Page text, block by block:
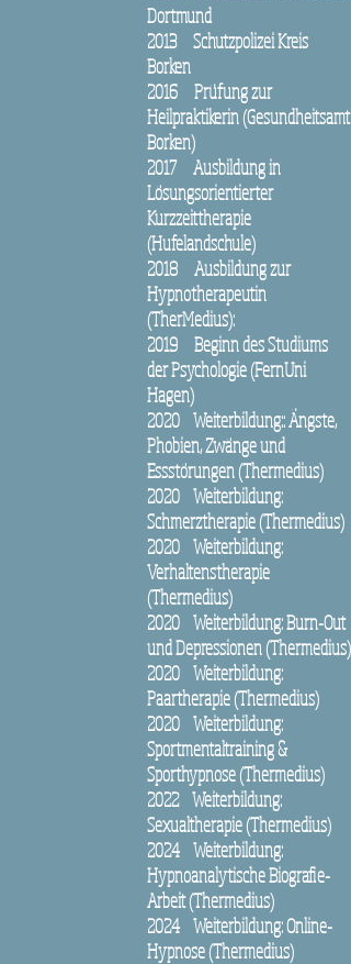
Dortmund
2013 Schutzpolizei Kreis
Borken
2016 Prüfung zur
Heilpraktikerin (Gesundheitsamt
Borken)
2017 Ausbildung in
Lösungsorientierter
Kurzzeittherapie
(Hufelandschule)
2018 Ausbildung zur
Hypnotherapeutin
(TherMedius):
2019 Beginn des Studiums
der Psychologie (FernUni
Hagen)
2020 Weiterbildung:: Ängste,
Phobien, Zwänge und
Essstörungen (Thermedius)
2020 Weiterbildung:
Schmerztherapie (Thermedius)
2020 Weiterbildung:
Verhaltenstherapie
(Thermedius)
2020 Weiterbildung: Burn-Out
und Depressionen (Thermedius)
2020 Weiterbildung:
Paartherapie (Thermedius)
2020 Weiterbildung:
Sportmentaltraining &
Sporthypnose (Thermedius)
2022 Weiterbildung:
Sexualtherapie (Thermedius)
2024 Weiterbildung:
Hypnoanalytische Biografie-
Arbeit (Thermedius)
2024 Weiterbildung: Online-
Hypnose (Thermedius)